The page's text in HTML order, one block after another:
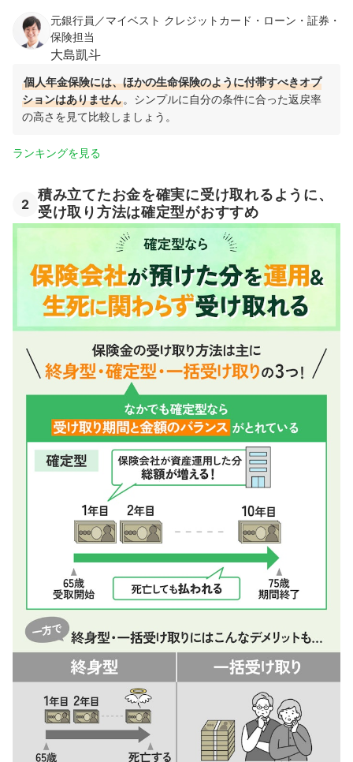
元銀行員／マイベスト クレジットカード・ローン・証券・
保険担当
大島凱斗
個人年金保険には、ほかの生命保険のように付帯すべきオプ
ションはありません 。シンプルに自分の条件に合った返戻率
の高さを見て比較しましょう。
ランキングを見る
2
積み立てたお金を確実に受け取れるように、
受け取り方法は確定型がおすすめ